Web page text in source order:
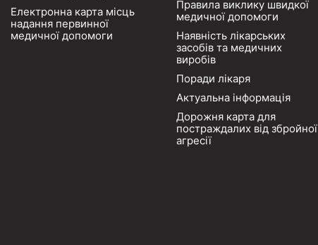
Електронна карта місць
надання первинної
медичної допомоги
Правила виклику швидкої
медичної допомоги
Наявність лікарських
засобів та медичних
виробів
Поради лікаря
Актуальна інформація
Дорожня карта для
постраждалих від збройної
агресії